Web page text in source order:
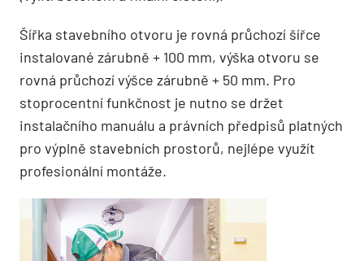
Šířka stavebního otvoru je rovná průchozí šířce
instalované zárubně + 100 mm, výška otvoru se
rovná průchozí výšce zárubně + 50 mm. Pro
stoprocentní funkčnost je nutno se držet
instalačního manuálu a právních předpisů platných
pro výplně stavebních prostorů, nejlépe využít
profesionální montáže.